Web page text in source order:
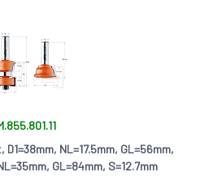
NL=17.5mm, GL=56mm,
GL=84mm, S=12.7mm